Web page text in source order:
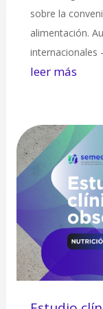
sobre la
alimentación.
internacionales
leer más